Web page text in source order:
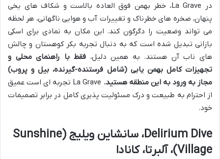
در La Grave، خطر بهمن فوق العاده بالاست و شکاف های یخی
پنهان، صخره های خطرناک و تغییرات آب و هوایی ناگهانی، هر لحظه
می تواند وضعیت را دگرگون کند. این مکان به نمادی برای اسکی
بازانی تبدیل شده است که به دنبال تجربه بکر کوهستان و چالش
های ناب آن هستند. به همین دلیل، فقط با راهنمای محلی و
تجهیزات کامل بهمن یابی (شامل فرستنده-گیرنده، بیل و پروب)
مجاز به ورود به این منطقه هستید.
La Grave تجربه ای است عمیق
از احترام به طبیعت و درک مسئولیت پذیری کامل در برابر تصمیمات
خود.
Delirium Dive، سانشاین ویلیج (Sunshine
Village)، آلبرتا، کانادا